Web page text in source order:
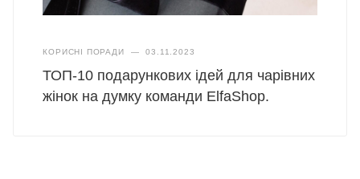
КОРИСНІ ПОРАДИ — 03.11.2023
ТОП-10 подарункових ідей для чарівних
жінок на думку команди ElfaShop.